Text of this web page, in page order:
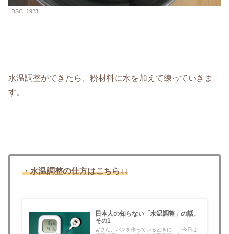
DSC_1923
水温調整ができたら、粉材料に水を加えて練っていきま
す。
・水温調整の仕方はこちら↓↓
日本人の知らない「水温調整」の話。
その1
皆さん、パンを作っているときに、「今日は